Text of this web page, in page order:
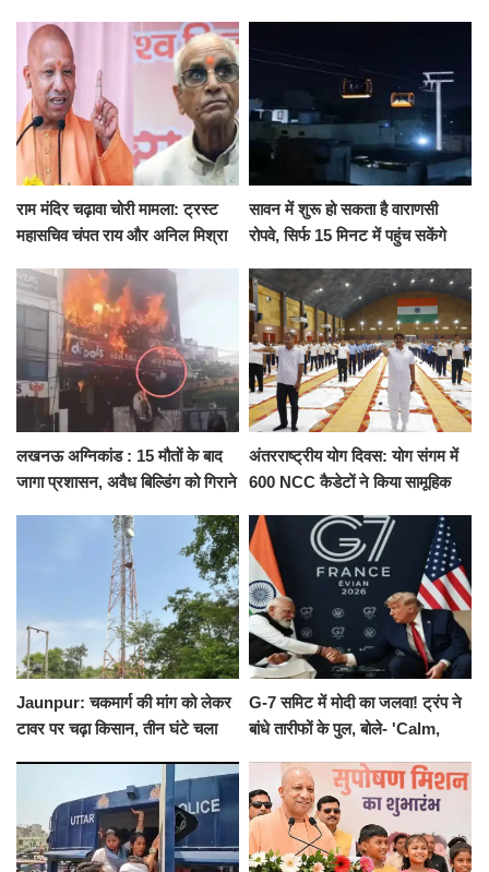
राम मंदिर चढ़ावा चोरी मामला: ट्रस्ट
महासचिव चंपत राय और अनिल मिश्रा
को नहीं...
सावन में शुरू हो सकता है वाराणसी
रोपवे, सिर्फ 15 मिनट में पहुंच सकेंगे
किराया
लखनऊ अग्निकांड : 15 मौतों के बाद
जागा प्रशासन, अवैध बिल्डिंग को गिराने
अंतरराष्ट्रीय योग दिवस: योग संगम में
600 NCC कैडेटों ने किया सामूहिक
संकल्प
Jaunpur: चकमार्ग की मांग को लेकर
टावर पर चढ़ा किसान, तीन घंटे चला
G-7 समिट में मोदी का जलवा! ट्रंप ने
बांधे तारीफों के पुल, बोले- 'Calm,